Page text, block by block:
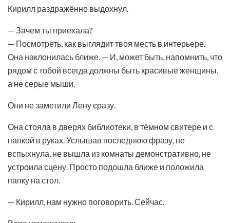
Кирилл раздражённо выдохнул.
— Зачем ты приехала?
— Посмотреть, как выглядит твоя месть в интерьере.
Она наклонилась ближе. — И, может быть, напомнить, что
рядом с тобой всегда должны быть красивые женщины,
а не серые мыши.
Они не заметили Лену сразу.
Она стояла в дверях библиотеки, в тёмном свитере и с
папкой в руках. Услышав последнюю фразу, не
вспыхнула, не вышла из комнаты демонстративно, не
устроила сцену. Просто подошла ближе и положила
папку на стол.
— Кирилл, нам нужно поговорить. Сейчас.